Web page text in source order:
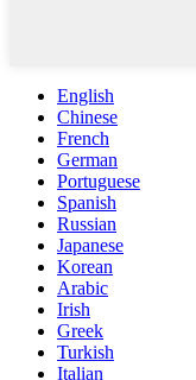
English
Chinese
French
German
Portuguese
Spanish
Russian
Japanese
Korean
Arabic
Irish
Greek
Turkish
Italian